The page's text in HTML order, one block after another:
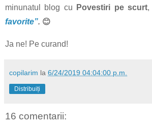
minunatul blog cu
Povestiri pe scurt,
favorite”. 😊
Ja ne! Pe curand!
copilarim la 6/24/2019 04:04:00 p.m.
Distribuiți
16 comentarii: